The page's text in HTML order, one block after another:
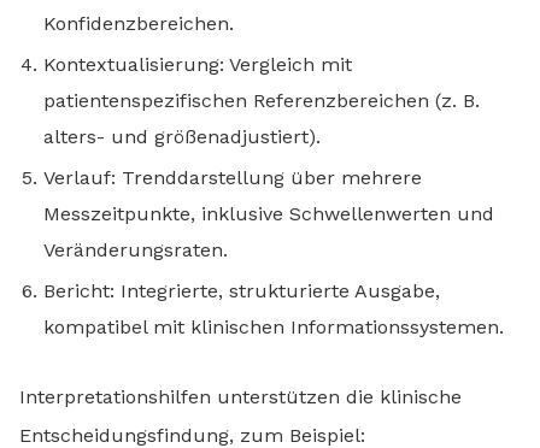
Konfidenzbereichen.
Kontextualisierung: Vergleich mit
patientenspezifischen Referenzbereichen (z. B.
alters- und größenadjustiert).
Verlauf: Trenddarstellung über mehrere
Messzeitpunkte, inklusive Schwellenwerten und
Veränderungsraten.
Bericht: Integrierte, strukturierte Ausgabe,
kompatibel mit klinischen Informationssystemen.
Interpretationshilfen unterstützen die klinische
Entscheidungsfindung, zum Beispiel: